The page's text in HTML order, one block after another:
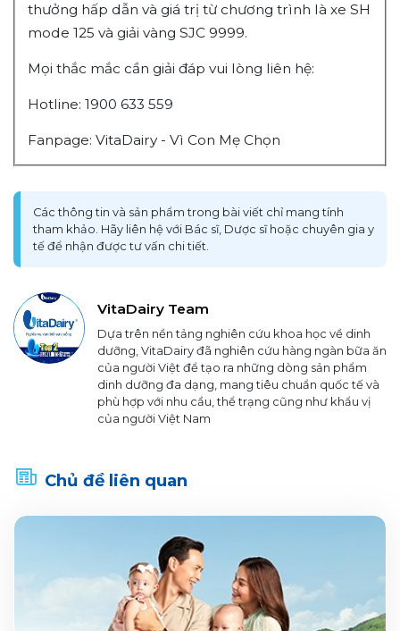
thưởng hấp dẫn và giá trị từ chương trình là xe SH
mode 125 và giải vàng SJC 9999.
Mọi thắc mắc cần giải đáp vui lòng liên hệ:
Hotline: 1900 633 559
Fanpage: VitaDairy - Vì Con Mẹ Chọn
Các thông tin và sản phẩm trong bài viết chỉ mang tính
tham khảo. Hãy liên hệ với Bác sĩ, Dược sĩ hoặc chuyên gia y
tế để nhận được tư vấn chi tiết.
VitaDairy Team
Dựa trên nền tảng nghiên cứu khoa học về dinh
dưỡng, VitaDairy đã nghiên cứu hàng ngàn bữa ăn
của người Việt để tạo ra những dòng sản phẩm
dinh dưỡng đa dạng, mang tiêu chuẩn quốc tế và
phù hợp với nhu cầu, thể trạng cũng như khẩu vị
của người Việt Nam
Chủ đề liên quan